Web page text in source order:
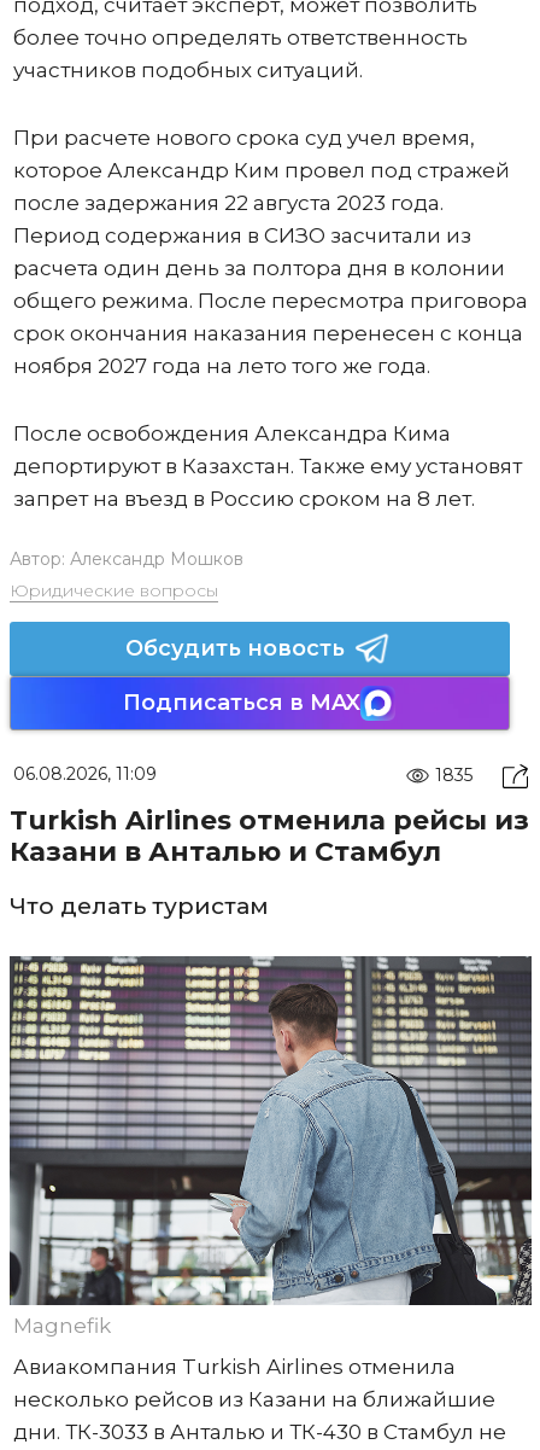
более точно определять ответственность
участников подобных ситуаций.
При расчете нового срока суд учел время,
которое Александр Ким провел под стражей
после задержания 22 августа 2023 года.
Период содержания в СИЗО засчитали из
расчета один день за полтора дня в колонии
общего режима. После пересмотра приговора
срок окончания наказания перенесен с конца
ноября 2027 года на лето того же года.
После освобождения Александра Кима
депортируют в Казахстан. Также ему установят
запрет на въезд в Россию сроком на 8 лет.
Автор: Александр Мошков
Юридические вопросы
Обсудить новость
Подписаться в MAX
06.08.2026, 11:09 1835
Turkish Airlines отменила рейсы из
Казани в Анталью и Стамбул
Что делать туристам
Magnefik
Авиакомпания Turkish Airlines отменила
несколько рейсов из Казани на ближайшие
дни. ТК-3033 в Анталью и ТК-430 в Стамбул не